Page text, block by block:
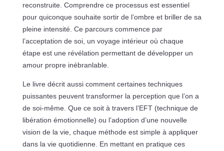
reconstruite. Comprendre ce processus est essentiel
pour quiconque souhaite sortir de l’ombre et briller de sa
pleine intensité. Ce parcours commence par
l’acceptation de soi, un voyage intérieur où chaque
étape est une révélation permettant de développer un
amour propre inébranlable.
Le livre décrit aussi comment certaines techniques
puissantes peuvent transformer la perception que l’on a
de soi-même. Que ce soit à travers l’EFT (technique de
libération émotionnelle) ou l’adoption d’une nouvelle
vision de la vie, chaque méthode est simple à appliquer
dans la vie quotidienne. En mettant en pratique ces